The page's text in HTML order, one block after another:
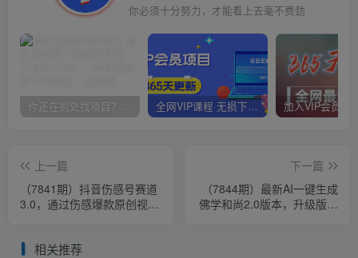
你必须十分努力，才能看上去毫不费劲
你还在到处找项目？还在当韭菜？我靠卖项目一个月收入5万+，曾经我也是个失败者。 全网VIP课程 无损下载~
上一篇
（7841期）抖音伤感号赛道
3.0，通过伤感爆款原创视
下一篇
（7844期）最新AI一键生成
佛学和尚2.0版本，升级版无
相关推荐